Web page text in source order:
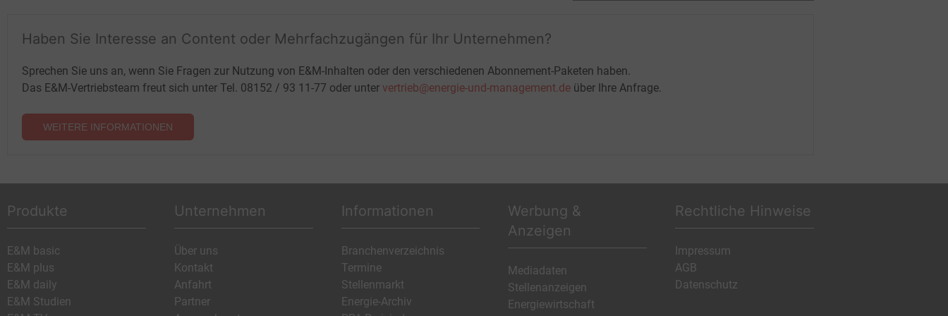
Haben Sie Interesse an Content oder Mehrfachzugängen für Ihr Unternehmen?
Sprechen Sie uns an, wenn Sie Fragen zur Nutzung von E&M-Inhalten oder den verschiedenen Abonnement-Paketen haben.
Das E&M-Vertriebsteam freut sich unter Tel. 08152 / 93 11-77 oder unter vertrieb@energie-und-management.de über Ihre Anfrage.
WEITERE INFORMATIONEN
Produkte
E&M basic
E&M plus
E&M daily
E&M Studien
Unternehmen
Über uns
Kontakt
Anfahrt
Partner
Informationen
Branchenverzeichnis
Termine
Stellenmarkt
Energie-Archiv
Werbung &
Anzeigen
Mediadaten
Stellenanzeigen
Energiewirtschaft
Rechtliche Hinweise
Impressum
AGB
Datenschutz